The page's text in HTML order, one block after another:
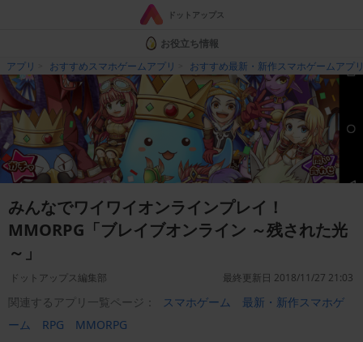
ドットアップス
お役立ち情報
アプリ
おすすめスマホゲームアプリ おすすめ最新・新作スマホゲームアプ
みんなでワイワイオンラインプレイ！
MMORPG「ブレイブオンライン ～残された光
～」
ドットアップス編集部 最終更新日 2018/11/27 21:03
関連するアプリ一覧ページ： スマホゲーム
最新・新作スマホゲ
ーム
RPG MMORPG